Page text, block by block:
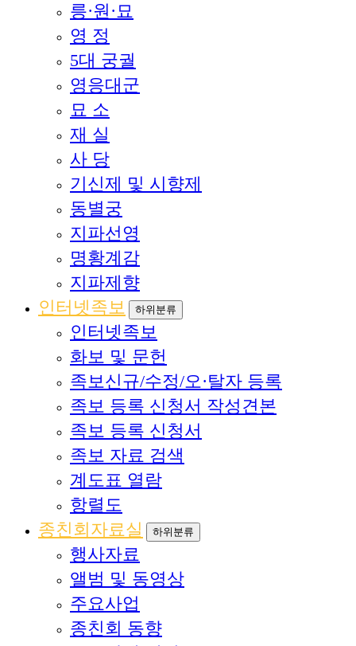
릉·원·묘
영 정
5대 궁궐
영응대군
묘 소
재 실
사 당
기신제 및 시향제
동별궁
지파선영
명황계감
지파제향
인터넷족보
하위분류
인터넷족보
화보 및 문헌
족보신규/수정/오·탈자 등록
족보 등록 신청서 작성견본
족보 등록 신청서
족보 자료 검색
계도표 열람
항렬도
종친회자료실
하위분류
행사자료
앨범 및 동영상
주요사업
종친회 동향